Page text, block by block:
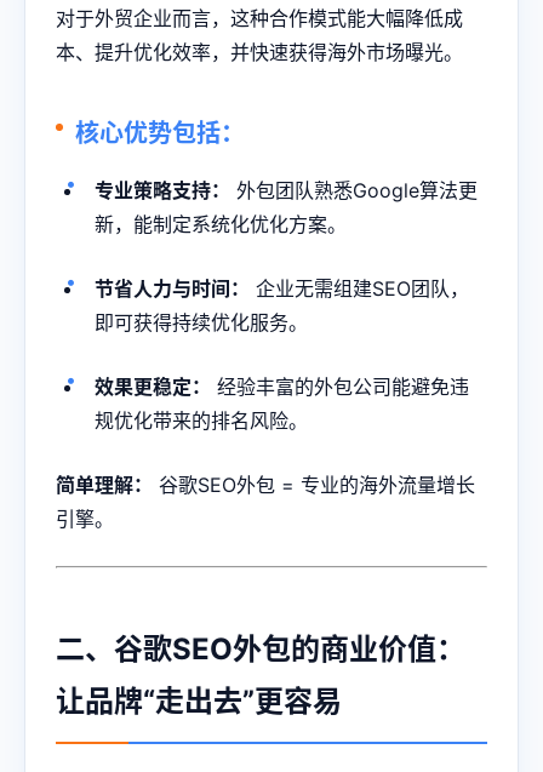
对于外贸企业而言，这种合作模式能大幅降低成
本、提升优化效率，并快速获得海外市场曝光。
核心优势包括：
专业策略支持：
外包团队熟悉Google算法更
新，能制定系统化优化方案。
节省人力与时间：
企业无需组建SEO团队，
即可获得持续优化服务。
效果更稳定：
经验丰富的外包公司能避免违
规优化带来的排名风险。
简单理解：
谷歌SEO外包 = 专业的海外流量增长
引擎。
二、谷歌SEO外包的商业价值：
让品牌“走出去”更容易